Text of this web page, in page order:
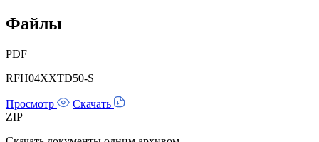
Файлы
PDF
RFH04XXTD50-S
Просмотр
Скачать
ZIP